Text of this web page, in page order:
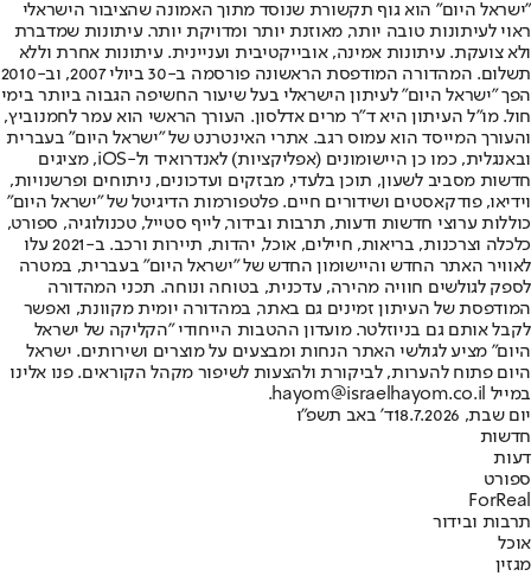
"ישראל היום" הוא גוף תקשורת שנוסד מתוך האמונה שהציבור הישראלי
ראוי לעיתונות טובה יותר, מאוזנת יותר ומדויקת יותר. עיתונות שמדברת
ולא צועקת. עיתונות אמינה, אובייקטיבית ועניינית. עיתונות אחרת וללא
תשלום. המהדורה המודפסת הראשונה פורסמה ב-30 ביולי 2007, וב-2010
הפך "ישראל היום" לעיתון הישראלי בעל שיעור החשיפה הגבוה ביותר בימי
חול. מו"ל העיתון היא ד"ר מרים אדלסון. העורך הראשי הוא עמר לחמנוביץ,
והעורך המייסד הוא עמוס רגב. אתרי האינטרנט של "ישראל היום" בעברית
ובאנגלית, כמו כן היישומונים (אפליקציות) לאנדרואיד ול-iOS, מציגים
חדשות מסביב לשעון, תוכן בלעדי, מבזקים ועדכונים, ניתוחים ופרשנויות,
וידיאו, פודקאסטים ושידורים חיים. פלטפורמות הדיגיטל של "ישראל היום"
כוללות ערוצי חדשות ודעות, תרבות ובידור, לייף סטייל, טכנולוגיה, ספורט,
כלכלה וצרכנות, בריאות, חיילים, אוכל, יהדות, תיירות ורכב. ב-2021 עלו
לאוויר האתר החדש והיישומון החדש של "ישראל היום" בעברית, במטרה
לספק לגולשים חוויה מהירה, עדכנית, בטוחה ונוחה. תכני המהדורה
המודפסת של העיתון זמינים גם באתר, במהדורה יומית מקוונת, ואפשר
לקבל אותם גם בניוזלטר. מועדון ההטבות הייחודי "הקליקה של ישראל
היום" מציע לגולשי האתר הנחות ומבצעים על מוצרים ושירותים. ישראל
היום פתוח להערות, לביקורת ולהצעות לשיפור מקהל הקוראים. פנו אלינו
במייל hayom@israelhayom.co.il.
יום שבת, 18.7.2026
ד' באב תשפ"ו
חדשות
דעות
ספורט
ForReal
תרבות ובידור
אוכל
מגזין